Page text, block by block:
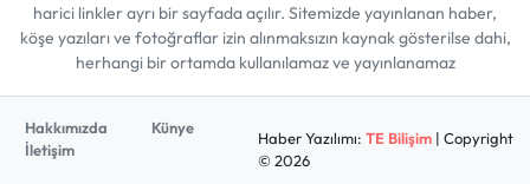
harici linkler ayrı bir sayfada açılır. Sitemizde yayınlanan haber,
köşe yazıları ve fotoğraflar izin alınmaksızın kaynak gösterilse dahi,
herhangi bir ortamda kullanılamaz ve yayınlanamaz
Hakkımızda
Künye
İletişim
Haber Yazılımı: TE Bilişim| Copyright
© 2026